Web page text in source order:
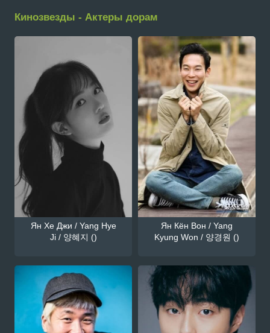
Кинозвезды - Актеры дорам
Ян Хе Джи / Yang Hye
Ji / 양혜지 ()
Ян Кён Вон / Yang
Kyung Won / 양경원 ()